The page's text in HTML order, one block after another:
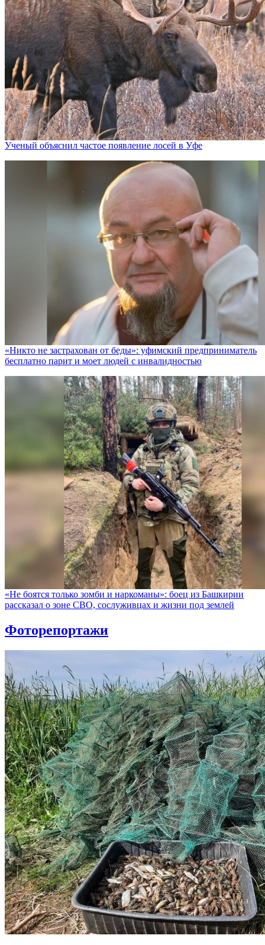
Ученый объяснил частое появление лосей в Уфе
«Никто не заcтрахован от беды»: уфимский предприниматель
бесплатно парит и моет людей с инвалидностью
«Не боятся только зомби и наркоманы»: боец из Башкирии
рассказал о зоне СВО, сослуживцах и жизни под землей
Фоторепортажи